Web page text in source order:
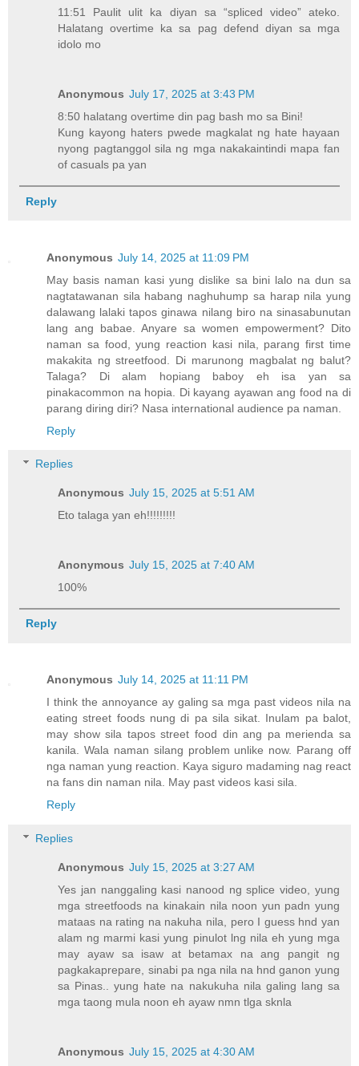
11:51 Paulit ulit ka diyan sa “spliced video” ateko.
Halatang overtime ka sa pag defend diyan sa mga
idolo mo
Anonymous July 17, 2025 at 3:43 PM
8:50 halatang overtime din pag bash mo sa Bini!
Kung kayong haters pwede magkalat ng hate hayaan
nyong pagtanggol sila ng mga nakakaintindi mapa fan
of casuals pa yan
Reply
Anonymous July 14, 2025 at 11:09 PM
May basis naman kasi yung dislike sa bini lalo na dun sa
nagtatawanan sila habang naghuhump sa harap nila yung
dalawang lalaki tapos ginawa nilang biro na sinasabunutan
lang ang babae. Anyare sa women empowerment? Dito
naman sa food, yung reaction kasi nila, parang first time
makakita ng streetfood. Di marunong magbalat ng balut?
Talaga? Di alam hopiang baboy eh isa yan sa
pinakacommon na hopia. Di kayang ayawan ang food na di
parang diring diri? Nasa international audience pa naman.
Reply
Replies
Anonymous July 15, 2025 at 5:51 AM
Eto talaga yan eh!!!!!!!!!
Anonymous July 15, 2025 at 7:40 AM
100%
Reply
Anonymous July 14, 2025 at 11:11 PM
I think the annoyance ay galing sa mga past videos nila na
eating street foods nung di pa sila sikat. Inulam pa balot,
may show sila tapos street food din ang pa merienda sa
kanila. Wala naman silang problem unlike now. Parang off
nga naman yung reaction. Kaya siguro madaming nag react
na fans din naman nila. May past videos kasi sila.
Reply
Replies
Anonymous July 15, 2025 at 3:27 AM
Yes jan nanggaling kasi nanood ng splice video, yung
mga streetfoods na kinakain nila noon yun padn yung
mataas na rating na nakuha nila, pero I guess hnd yan
alam ng marmi kasi yung pinulot lng nila eh yung mga
may ayaw sa isaw at betamax na ang pangit ng
pagkakaprepare, sinabi pa nga nila na hnd ganon yung
sa Pinas.. yung hate na nakukuha nila galing lang sa
mga taong mula noon eh ayaw nmn tlga sknla
Anonymous July 15, 2025 at 4:30 AM